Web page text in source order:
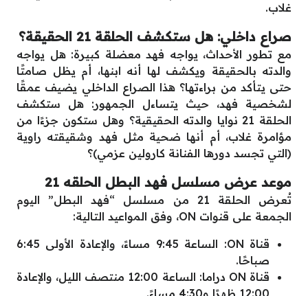
غلاب.
صراع داخلي: هل ستكشف الحلقة 21 الحقيقة؟
مع تطور الأحداث، يواجه فهد معضلة كبيرة: هل يواجه
والدته بالحقيقة ويكشف لها أنه ابنها، أم يظل صامتًا
حتى يتأكد من براءتها؟ هذا الصراع الداخلي يضيف عمقًا
لشخصية فهد، حيث يتساءل الجمهور: هل ستكشف
الحلقة 21 نوايا والدته الحقيقية؟ وهل ستكون جزءًا من
مؤامرة غلاب، أم أنها ضحية مثل فهد وشقيقته راوية
(التي تجسد دورها الفنانة كارولين عزمي)؟
موعد عرض مسلسل فهد البطل الحلقه 21
تُعرض الحلقة 21 من مسلسل “فهد البطل” اليوم
الجمعة على قنوات ON، وفق المواعيد التالية:
قناة ON: الساعة 9:45 مساءً، والإعادة الأولى 6:45
صباحًا.
قناة ON دراما: الساعة 12:00 منتصف الليل، والإعادة